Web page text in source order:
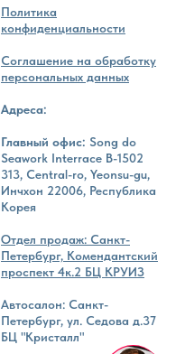
Политика
конфиденциальности
Соглашение на обработку
персональных данных
Адреса:
Главный офис: Song do
Seawork Interrace B-1502
313, Central-ro, Yeonsu-gu,
Инчхон 22006, Республика
Корея
Отдел продаж: Санкт-
Петербург, Комендантский
проспект 4к.2 БЦ КРУИЗ
Автосалон: Санкт-
Петербург, ул. Седова д.37
БЦ "Кристалл"